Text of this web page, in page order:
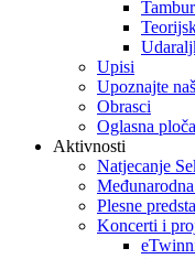
Upisi
Upoznajte
Obrasci
Oglasna ploča
Aktivnosti
Natjecanje
Plesne
Koncerti i